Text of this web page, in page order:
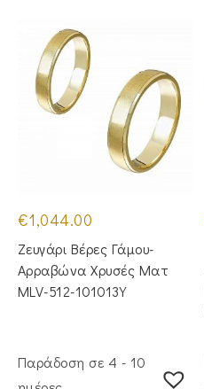
€1,044.00
Ζευγάρι Βέρες Γάμου-
Αρραβώνα Χρυσές Ματ
MLV-512-101013Y
Παράδοση σε 4 - 10